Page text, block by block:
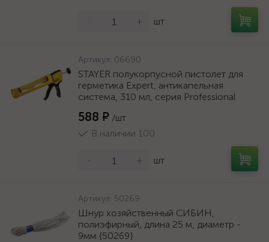
+ шт
Артикул: 06690
STAYER полукорпусной пистолет для
герметика Expert, антикапельная
система, 310 мл, серия Professional
588 ₽ /шт
В наличии 100
- + шт
Артикул: 50269
Шнур хозяйственный СИБИН,
полиэфирный, длина 25 м, диаметр -
9мм {50269}